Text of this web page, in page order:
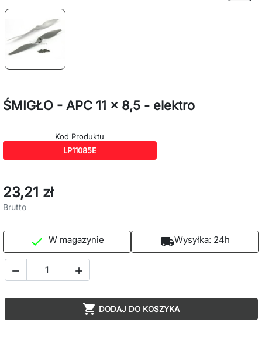
ŚMIGŁO - APC 11 x 8,5 - elektro
Kod Produktu
LP11085E
23,21 zł
Brutto
 W magazynie local_shippingWysyłka: 24h
 
 DODAJ DO KOSZYKA